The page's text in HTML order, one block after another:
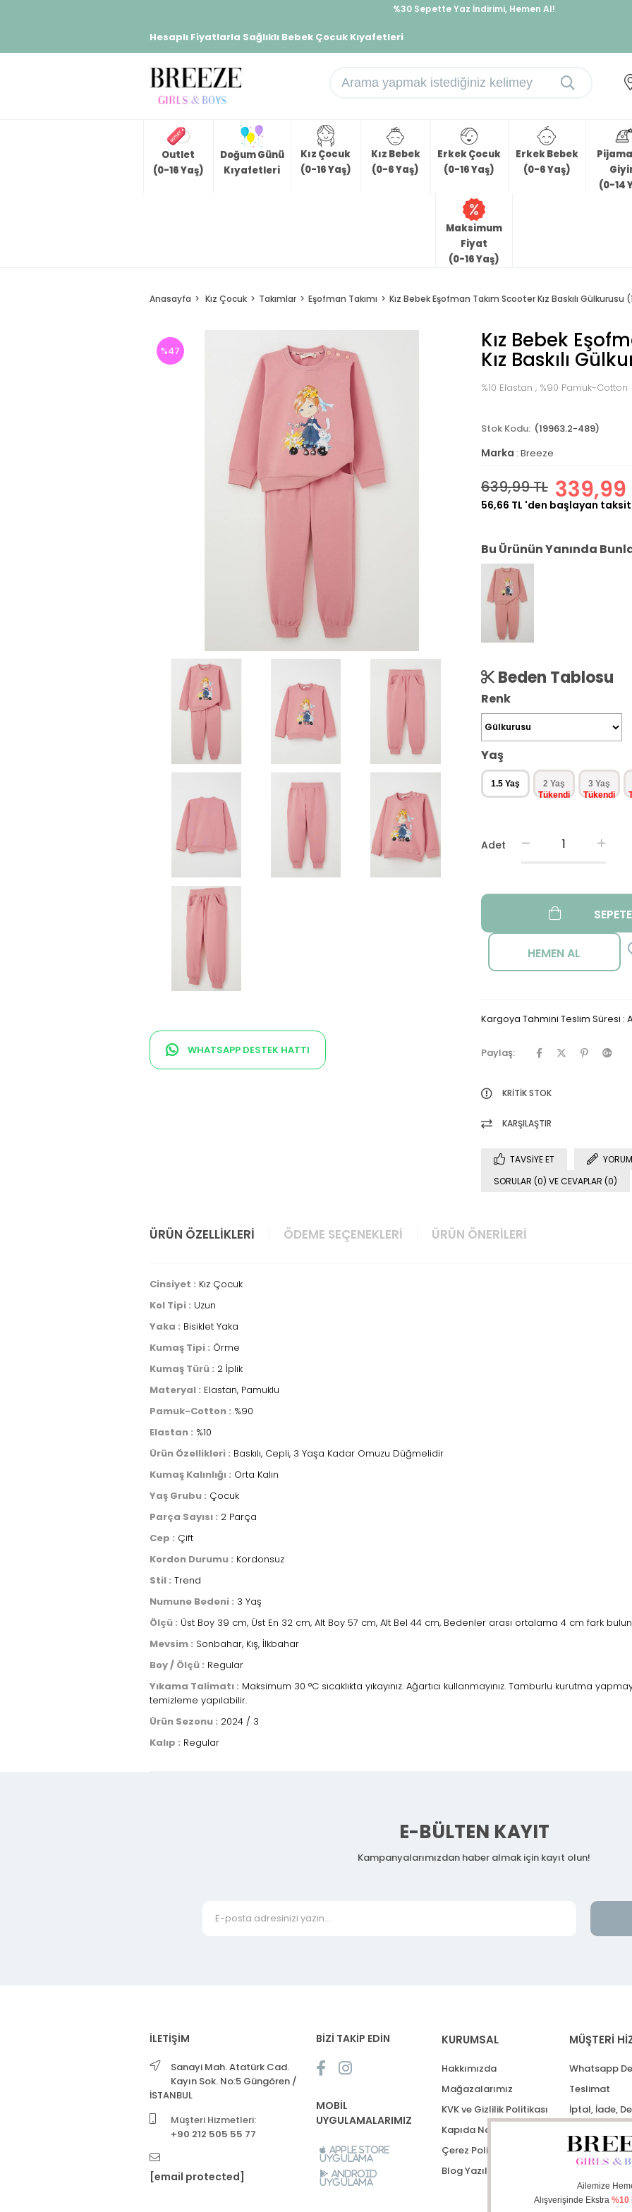
%30 Sepette Yaz İndirimi, Hemen Al!
Hesaplı Fiyatlarla Sağlıklı Bebek Çocuk Kıyafetleri
Outlet
(0-16 Yaş)
Doğum Günü
Kıyafetleri
Kız Çocuk
(0-16 Yaş)
Kız Bebek
(0-6 Yaş)
Erkek Çocuk
(0-16 Yaş)
Erkek Bebek
(0-6 Yaş)
(0-14
Maksimum
Fiyat
(0-16 Yaş)
Anasayfa Kız Çocuk Takımlar Eşofman Takımı Kız Bebek Eşofman Takım Scooter Kız Baskılı Gülkurusu
%47
WHATSAPP DESTEK HATTI
Kız Bebek
Kız Baskılı
%10 Elastan , %90 Pamuk-Cotton
(19963.2-489)
Marka : Breeze
639,99 TL 339,99
56,66 TL 'den başlayan
Bu Ürünün Yanında
Beden Tablosu
Renk
Yaş
1.5 Yaş 2 Yaş 3 Yaş
Adet
Kargoya Tahmini Teslim Süresi :
Paylaş:
KRITIK STOK
KARŞILAŞTIR
TAVSIYE ET
SORULAR (0) VE CEVAPLAR (0)
ÜRÜN ÖZELLIKLERI ÖDEME SEÇENEKLERI ÜRÜN ÖNERILERI
Cinsiyet : Kız Çocuk
Kol Tipi : Uzun
Yaka : Bisiklet Yaka
Kumaş Tipi : Örme
Kumaş Türü : 2 İplik
Materyal : Elastan, Pamuklu
Pamuk-Cotton : %90
Elastan : %10
Ürün Özellikleri : Baskılı, Cepli, 3 Yaşa Kadar Omuzu Düğmelidir
Kumaş Kalınlığı : Orta Kalın
Yaş Grubu : Çocuk
Parça Sayısı : 2 Parça
Cep : Çift
Kordon Durumu : Kordonsuz
Stil : Trend
Numune Bedeni : 3 Yaş
Ölçü : Üst Boy 39 cm, Üst En 32 cm, Alt Boy 57 cm, Alt Bel 44 cm, Bedenler arası ortalama 4 cm fark
Mevsim : Sonbahar, Kış, İlkbahar
Boy / Ölçü : Regular
Yıkama Talimatı : Maksimum 30 °C sıcaklıkta yıkayınız. Ağartıcı kullanmayınız. Tamburlu kurutma
temizleme yapılabilir.
Ürün Sezonu : 2024 / 3
Kalıp : Regular
E-BÜLTEN KAYIT
Kampanyalarımızdan haber almak için kayıt olun!
İLETİŞİM
Sanayi Mah. Atatürk Cad.
Kayın Sok. No:5 Güngören /
İSTANBUL
Müşteri Hizmetleri:
+90 212 505 55 77
[email protected]
BİZİ TAKİP EDİN
MOBİL
UYGULAMALARIMIZ
Apple Store
Uygulama
Android
Uygulama
KURUMSAL
Hakkımızda
Mağazalarımız
KVK ve Gizlilik Politikası
Kapıda Nakit Ödeme
Çerez Politikası
Blog Yazıları
MÜŞTERİ
Whatsapp
Teslimat
İptal, İade,